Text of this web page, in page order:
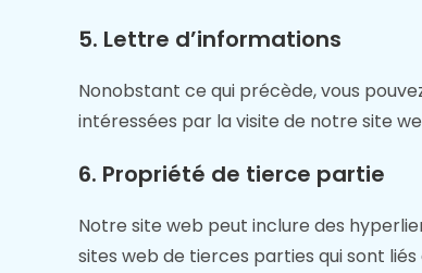
5. Lettre d’informations
Nonobstant ce qui précède, vous
intéressées par la visite de notre site
6. Propriété de tierce partie
Notre site web peut inclure des
sites web de tierces parties qui sont